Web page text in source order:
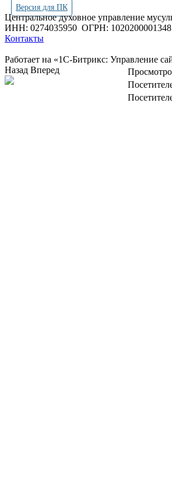
Версия для ПК
Центральное духовное управление
ИНН: 0274035950 ОГРН: 1020200001348
Контакты
Работает на «1С-Битрикс: Управление
Назад Вперед